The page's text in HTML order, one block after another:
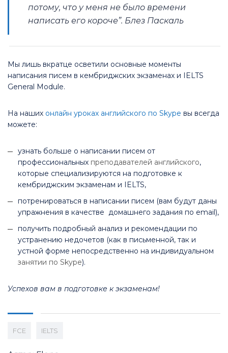
потому, что у меня не было времени
написать его короче”. Блез Паскаль
Мы лишь вкратце осветили основные моменты
написания писем в кембриджских экзаменах и IELTS
General Module.
На наших онлайн уроках английского по Skype вы всегда
можете:
узнать больше о написании писем от
профессиональных преподавателей английского,
которые специализируются на подготовке к
кембриджским экзаменам и IELTS,
потренироваться в написании писем (вам будут даны
упражнения в качестве домашнего задания по email),
получить подробный анализ и рекомендации по
устранению недочетов (как в письменной, так и
устной форме непосредственно на индивидуальном
занятии по Skype).
Успехов вам в подготовке к экзаменам!
FCE IELTS